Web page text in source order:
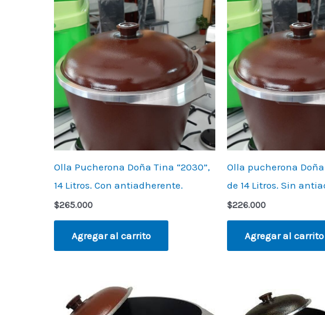
Olla Pucherona Doña Tina “2030”,
14 Litros. Con antiadherente.
$265.000
Agregar al carrito
Olla pucherona Doña
de 14 Litros. Sin
$226.000
Agregar al carrito